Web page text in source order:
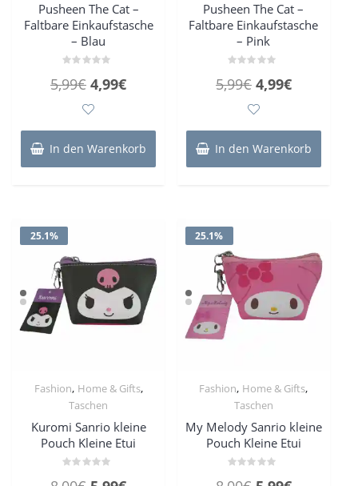
Pusheen The Cat –
Faltbare Einkaufstasche
– Blau
mit
5,99€ Ursprünglicher
Preis
war:
5,99€
4,99€Aktueller
ist:
4,99€.
In den Warenkorb
Pusheen The Cat –
Faltbare Einkaufstasche
– Pink
mit
5,99€ Ursprünglicher
Preis
war:
5,99€
4,99€Aktueller
ist:
4,99€.
In den Warenkorb
25.1%
Fashion, Home & Gifts,
Taschen
Kuromi Sanrio kleine
Pouch Kleine Etui
25.1%
Fashion, Home & Gifts,
Taschen
My Melody Sanrio kleine
Pouch Kleine Etui